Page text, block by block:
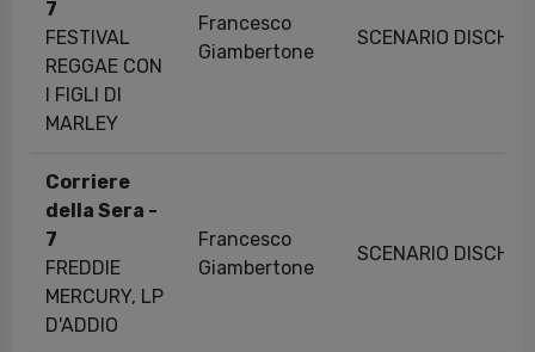
7
FESTIVAL
REGGAE CON
I FIGLI DI
MARLEY
Francesco
Giambertone
SCENARIO DISCHI
Corriere
della Sera -
7
FREDDIE
MERCURY, LP
D'ADDIO
Francesco
Giambertone
SCENARIO DISCHI